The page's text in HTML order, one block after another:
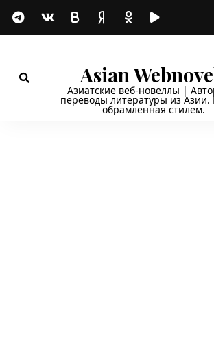
Asian
Азиатские веб-новеллы |
переводы литературы из
обрамлённая стилем.